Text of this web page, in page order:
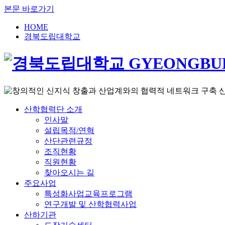
본문 바로가기
HOME
경북도립대학교
산학협력단 소개
인사말
설립목적/연혁
산단관련규정
조직현황
직원현황
찾아오시는 길
주요사업
특성화사업교육프로그램
연구개발 및 산학협력사업
산하기관